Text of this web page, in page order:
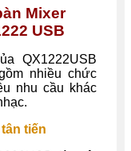
Mixer
USB
QX1222USB
nhiều chức
nhu cầu khác
tiến